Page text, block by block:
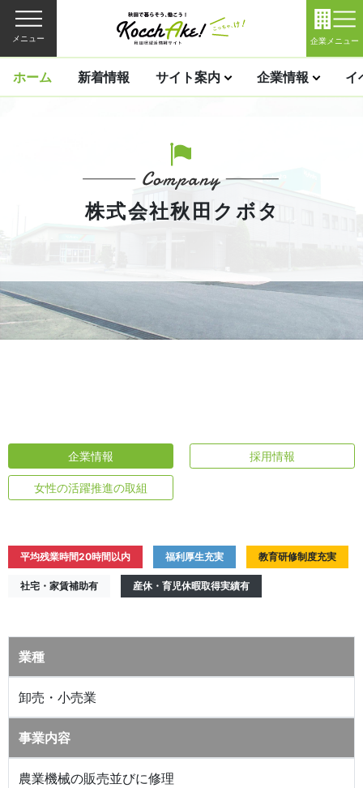
メニュー 企業メニュー
ホーム 新着情報 サイト案内 企業情報 イ
株式会社秋田クボタ
企業情報 採用情報
女性の活躍推進の取組
平均残業時間20時間以内 福利厚生充実 教育研修制度充実
社宅・家賃補助有 産休・育児休暇取得実績有
業種
卸売・小売業
事業内容
農業機械の販売並びに修理